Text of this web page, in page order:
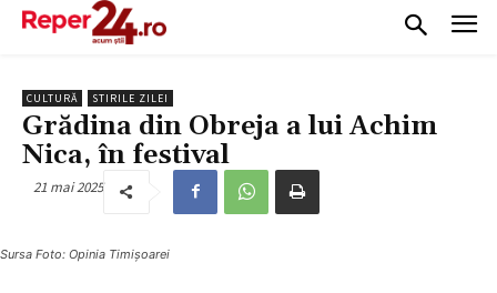
CULTURĂ STIRILE ZILEI
Grădina din Obreja a lui Achim
Nica, în festival
21 mai 2025
Sursa Foto: Opinia Timișoarei